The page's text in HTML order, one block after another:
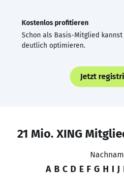
Kostenlos profitieren
Schon als Basis-Mitglied kannst
deutlich optimieren.
Jetzt
21 Mio. XING
A B C D E F G H I J